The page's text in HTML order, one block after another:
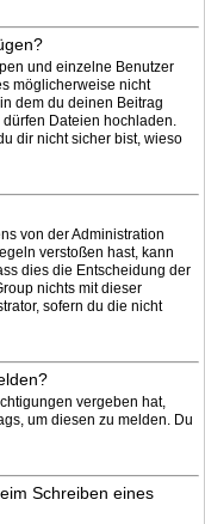
und einzelne Benutzer
möglicherweise nicht
dem du deinen Beitrag
Dateien hochladen.
dir nicht sicher bist, wieso
von der Administration
verstoßen hast, kann
dies die Entscheidung der
nichts mit dieser
sofern du die nicht
vergeben hat,
um diesen zu melden. Du
Schreiben eines